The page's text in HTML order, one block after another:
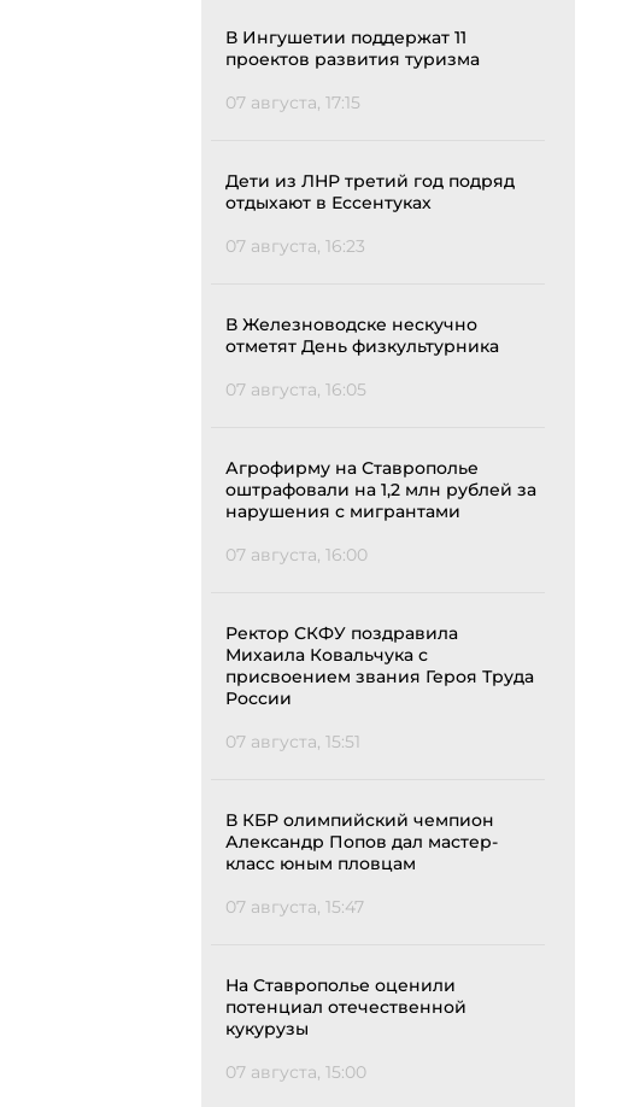
В Ингушетии поддержат 11
проектов развития туризма
07 августа, 17:15
Дети из ЛНР третий год подряд
отдыхают в Ессентуках
07 августа, 16:23
В Железноводске нескучно
отметят День физкультурника
07 августа, 16:05
Агрофирму на Ставрополье
оштрафовали на 1,2 млн рублей за
нарушения с мигрантами
07 августа, 16:00
Ректор СКФУ поздравила
Михаила Ковальчука с
присвоением звания Героя Труда
России
07 августа, 15:51
В КБР олимпийский чемпион
Александр Попов дал мастер-
класс юным пловцам
07 августа, 15:47
На Ставрополье оценили
потенциал отечественной
кукурузы
07 августа, 15:00